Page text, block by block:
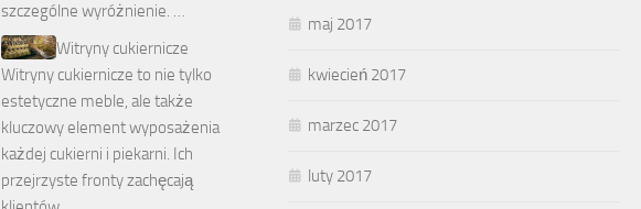
maj 2017
kwiecień 2017
marzec 2017
luty 2017
szczególne wyróżnienie. …
Witryny cukiernicze
Witryny cukiernicze to nie tylko
estetyczne meble, ale także
kluczowy element wyposażenia
każdej cukierni i piekarni. Ich
przejrzyste fronty zachęcają